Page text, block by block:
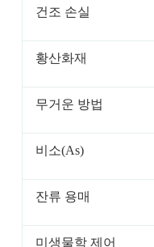
건조 손실
황산화재
무거운 방법
비소(As)
잔류 용매
미생물학 제어